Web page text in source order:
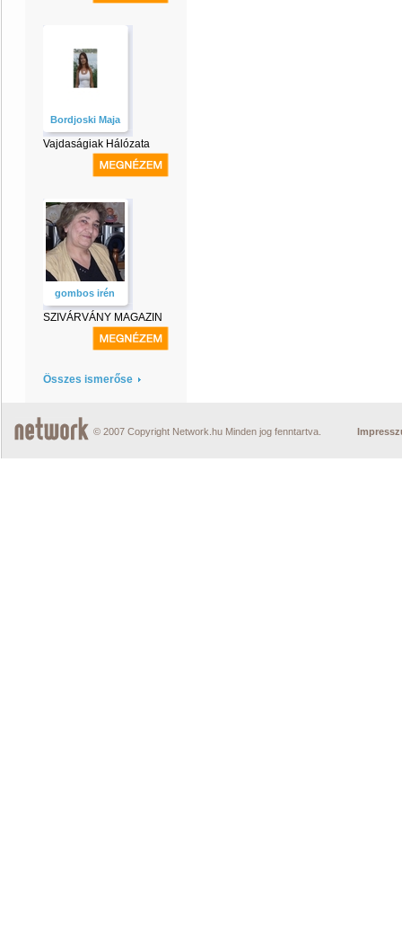
Bordjoski Maja
Vajdaságiak Hálózata
gombos irén
SZIVÁRVÁNY MAGAZIN
Összes ismerőse
© 2007 Copyright Network.hu Minden jog fenntartva.